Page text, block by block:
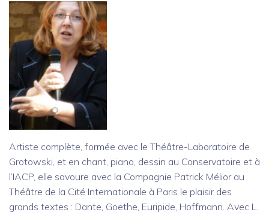
Artiste complète, formée avec le Théâtre-Laboratoire de
Grotowski, et en chant, piano, dessin au Conservatoire et à
l’IACP, elle savoure avec la Compagnie Patrick Mélior au
Théâtre de la Cité Internationale à Paris le plaisir des
grands textes : Dante, Goethe, Euripide, Hoffmann. Avec L.